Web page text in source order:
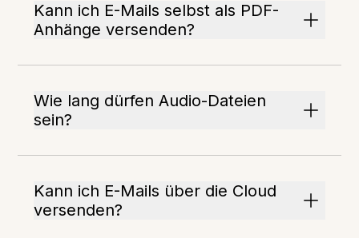
Kann ich E-Mails selbst als PDF-
Anhänge versenden?
Wie lang dürfen Audio-Dateien
sein?
Kann ich E-Mails über die Cloud
versenden?